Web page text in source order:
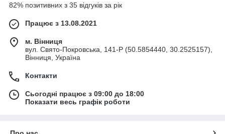
співвідношення ціна / функціонал / якість. На все обладнання
його виробник дає гарантію і здійснює післягарантійну
підтримку. З нашим обладнанням ви можете бути впевнені,
що ваші інвестиції захищені на весь термін служби
обладнання.
Мета і стратегія компанії не просто продати обладнання, а
надати для клієнта послугу якісного електропостачання. При
виборі обладнання, ми керуємося не тільки тим, щоб воно
відповідало параметрам, але і щоб воно прослужило як
можна довше і вирішувало завдання клієнта
82% позитивних з 35 відгуків за рік
Працює з 13.08.2021
м. Вінниця
вул. Свято-Покровська, 141-Р (50.5854440, 30.2525157),
Вінниця, Україна
Контакти
Сьогодні працює з 09:00 до 18:00
Показати весь графік роботи